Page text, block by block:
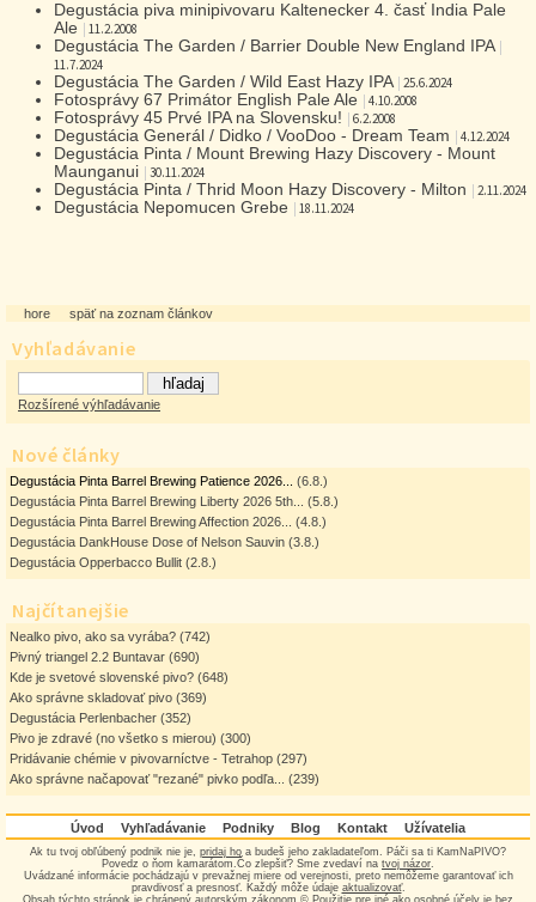
Vyhľadávanie
Rozšírené výhľadávanie
Nové články
Degustácia Pinta Barrel Brewing Patience 2026...
(6.8.)
Degustácia Pinta Barrel Brewing Liberty 2026 5th...
(5.8.)
Degustácia Pinta Barrel Brewing Affection 2026...
(4.8.)
Degustácia DankHouse Dose of Nelson Sauvin (3.8.)
Degustácia Opperbacco Bullit (2.8.)
Najčítanejšie
Nealko pivo, ako sa vyrába? (742)
Pivný triangel 2.2 Buntavar (690)
Kde je svetové slovenské pivo? (648)
Ako správne skladovať pivo (369)
Degustácia Perlenbacher (352)
Pivo je zdravé (no všetko s mierou) (300)
Pridávanie chémie v pivovarníctve - Tetrahop (297)
Ako správne načapovať "rezané" pivko podľa...
(239)
Degustácia piva minipivovaru Kaltenecker 4. časť India Pale
Ale
11.2.2008
Degustácia The Garden / Barrier Double New England IPA
11.7.2024
Degustácia The Garden / Wild East Hazy IPA 25.6.2024
Fotosprávy 67 Primátor English Pale Ale 4.10.2008
Fotosprávy 45 Prvé IPA na Slovensku! 6.2.2008
Degustácia Generál / Didko / VooDoo - Dream Team 4.12.2024
Degustácia Pinta / Mount Brewing Hazy Discovery - Mount
Maunganui
30.11.2024
Degustácia Pinta / Thrid Moon Hazy Discovery - Milton 2.11.2024
Degustácia Nepomucen Grebe 18.11.2024
hore späť na zoznam článkov
Úvod Vyhľadávanie Podniky Blog Kontakt Užívatelia
Ak tu tvoj obľúbený podnik nie je, pridaj ho a budeš jeho zakladateľom. Páči sa ti KamNaPIVO?
Povedz o ňom kamarátom.Čo zlepšiť? Sme zvedaví na tvoj názor
Uvádzané informácie pochádzajú v prevažnej miere od verejnosti, preto nemôžeme garantovať ich
pravdivosť a presnosť. Každý môže údaje aktualizovať.
Obsah týchto stránok je chránený autorským zákonom © Použitie pre iné ako osobné účely je bez